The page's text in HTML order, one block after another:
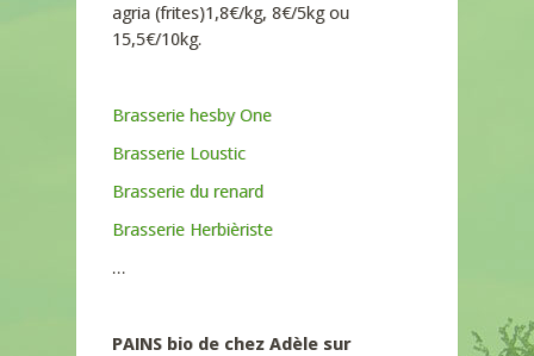
agria (frites)1,8€/kg, 8€/5kg ou
15,5€/10kg.
Brasserie hesby One
Brasserie Loustic
Brasserie du renard
Brasserie Herbièriste
…
PAINS bio de chez Adèle sur